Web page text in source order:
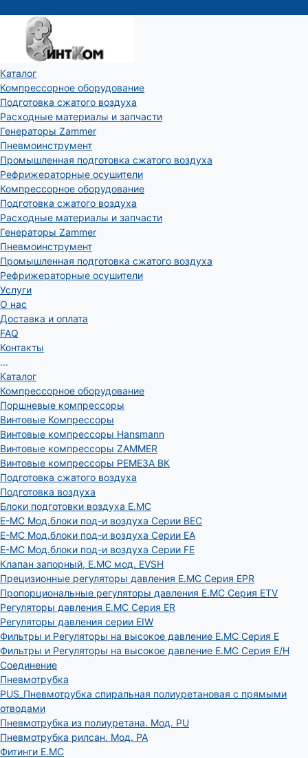
Каталог
Компрессорное оборудование
Подготовка сжатого воздуха
Расходные материалы и запчасти
Генераторы Zammer
Пневмоинструмент
Промышленная подготовка сжатого воздуха
Рефрижераторные осушители
Компрессорное оборудование
Подготовка сжатого воздуха
Расходные материалы и запчасти
Генераторы Zammer
Пневмоинструмент
Промышленная подготовка сжатого воздуха
Рефрижераторные осушители
Услуги
О нас
Доставка и оплата
FAQ
Контакты
...
Каталог
Компрессорное оборудование
Поршневые компрессоры
Винтовые Компрессоры
Винтовые компрессоры Hansmann
Винтовые компрессоры ZAMMER
Винтовые компрессоры РЕМЕЗА ВК
Подготовка сжатого воздуха
Подготовка воздуха
Блоки подготовки воздуха E.MC
E-MC Мод.блоки под-и воздуха Серии BEC
E-MC Мод.блоки под-и воздуха Серии EA
E-MC Мод.блоки под-и воздуха Серии FE
Клапан запорный, E.MC мод. EVSH
Прецизионные регуляторы давления E.MC Серия EPR
Пропорциональные регуляторы давления E.MC Серия ETV
Регуляторы давления E.MC Серия ER
Регуляторы давления серии EIW
Фильтры и Регуляторы на высокое давление E.MC Серия E
Фильтры и Регуляторы на высокое давление E.MC Серия E/H
Соединение
Пневмотрубка
PUS_Пневмотрубка спиральная полиуретановая с прямыми
отводами
Пневмотрубка из полиуретана. Мод. РU
Пневмотрубка рилсан. Мод. PA
Фитинги E.MC